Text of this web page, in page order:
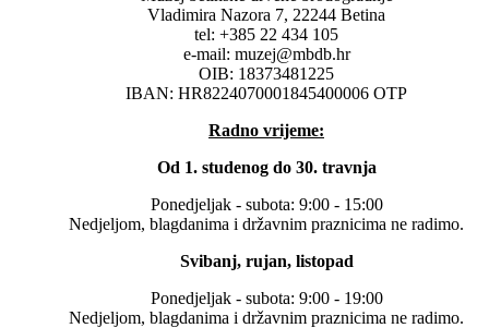
Vladimira Nazora 7, 22244 Betina
tel: +385 22 434 105
e-mail: muzej@mbdb.hr
OIB: 18373481225
IBAN: HR8224070001845400006 OTP
Radno vrijeme:
Od 1. studenog do 30. travnja
Ponedjeljak - subota: 9:00 - 15:00
Nedjeljom, blagdanima i državnim praznicima ne radimo.
Svibanj, rujan, listopad
Ponedjeljak - subota: 9:00 - 19:00
Nedjeljom, blagdanima i državnim praznicima ne radimo.